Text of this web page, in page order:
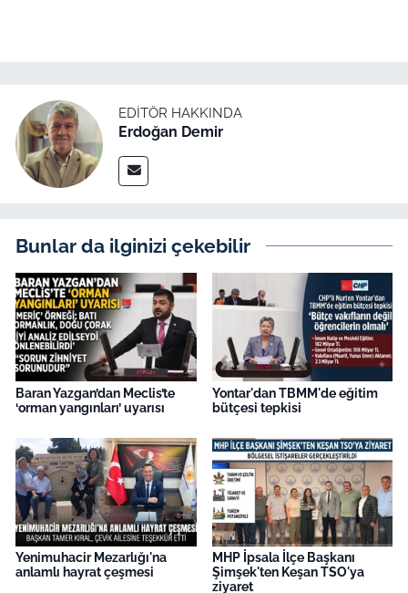
EDITÖR HAKKINDA
Erdoğan Demir
Bunlar da ilginizi çekebilir
Baran Yazgan’dan Meclis’te
‘orman yangınları’ uyarısı
Yontar'dan TBMM'de eğitim
bütçesi tepkisi
Yenimuhacir Mezarlığı'na
anlamlı hayrat çeşmesi
MHP İpsala İlçe Başkanı
Şimşek'ten Keşan TSO'ya
ziyaret